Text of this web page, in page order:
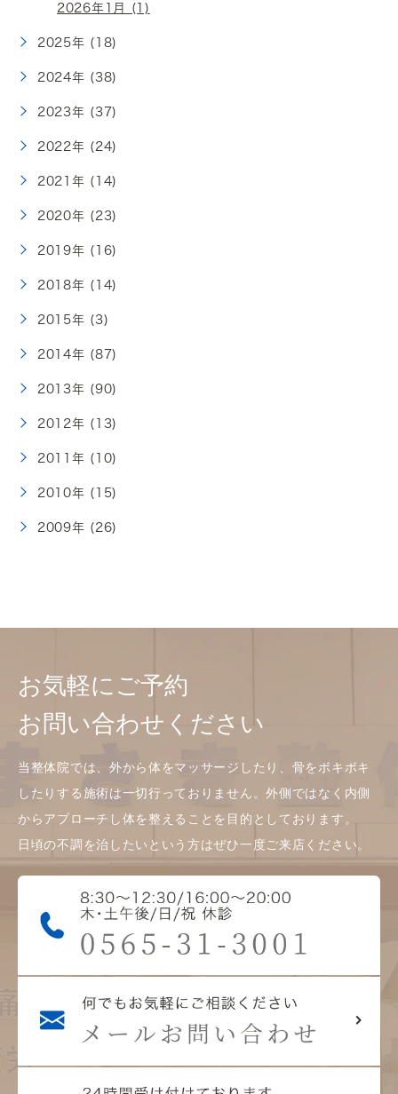
2026年1月 (1)
2025年 (18)
2024年 (38)
2023年 (37)
2022年 (24)
2021年 (14)
2020年 (23)
2019年 (16)
2018年 (14)
2015年 (3)
2014年 (87)
2013年 (90)
2012年 (13)
2011年 (10)
2010年 (15)
2009年 (26)
お気軽にご予約
お問い合わせください
当整体院では、外から体をマッサージしたり、骨をボキボキ
したりする施術は一切行っておりません。外側ではなく内側
からアプローチし体を整えることを目的としております。
日頃の不調を治したいという方はぜひ一度ご来店ください。